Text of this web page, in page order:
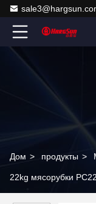
Дом > продукты >
22kg мясорубки